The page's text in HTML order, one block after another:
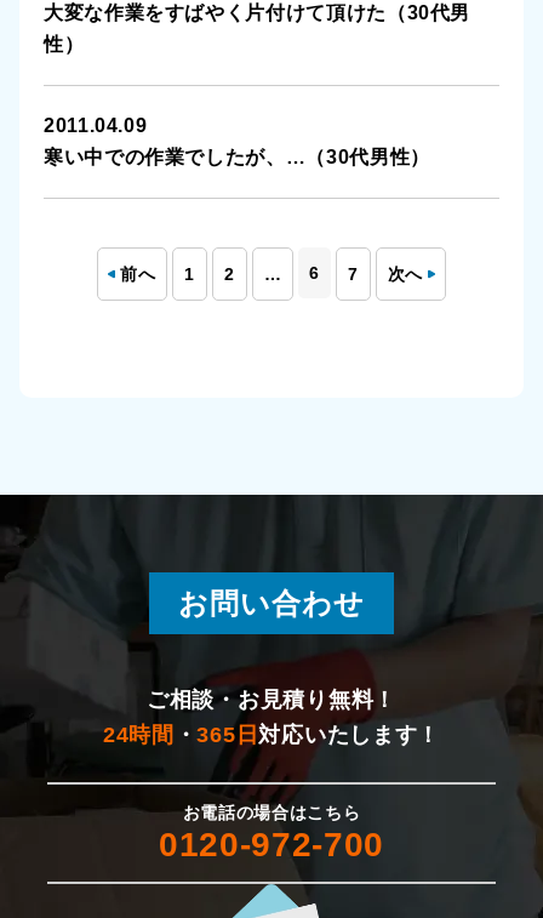
大変な作業をすばやく片付けて頂けた（30代男
性）
2011.04.09
寒い中での作業でしたが、…（30代男性）
前へ 1 2 … 6 7 次へ
お問い合わせ
ご相談・お見積り無料！
24時間 ・365日対応いたします！
お電話の場合はこちら
0120-972-700